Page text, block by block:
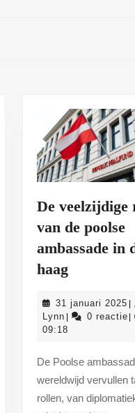
De veelzijdige
van de poolse
ambassade in
haagDe
rol
poolse
31 januari 2025
Lynn Lynn 0 reactie
09:18
De Poolse ambassades
wereldwijd vervullen
rollen, van